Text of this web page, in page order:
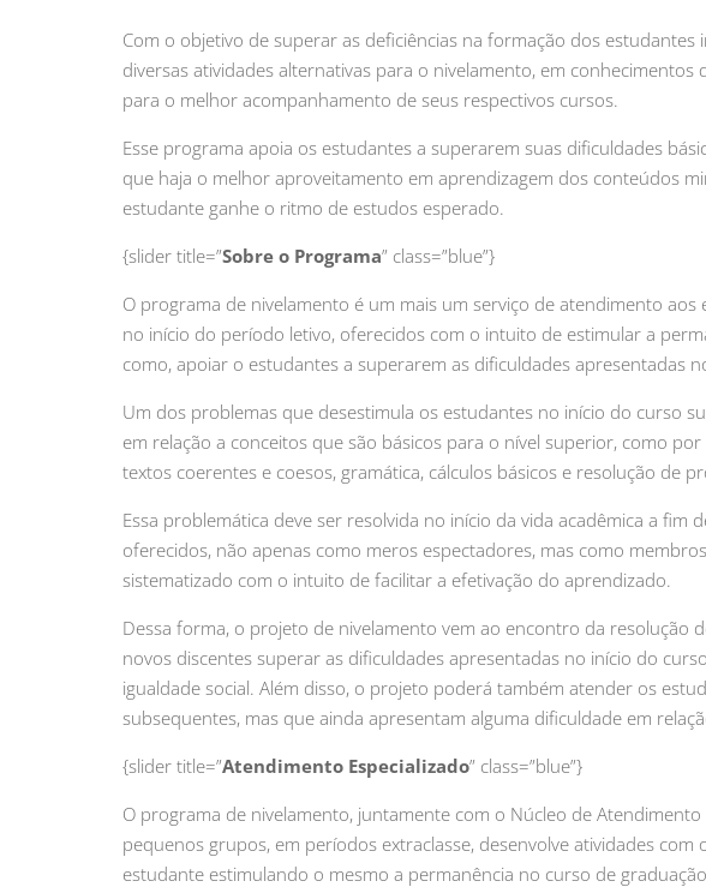
Com o objetivo de superar as deficiências na formação dos estudantes
diversas atividades alternativas para o nivelamento, em
para o melhor acompanhamento de seus respectivos cursos.
Esse programa apoia os estudantes a superarem suas dificuldades
que haja o melhor aproveitamento em aprendizagem dos conteúdos
estudante ganhe o ritmo de estudos esperado.
{slider title=”Sobre o Programa” class=”blue”}
O programa de nivelamento é um mais um serviço de atendimento
no início do período letivo, oferecidos com o intuito de estimular a
como, apoiar o estudantes a superarem as dificuldades apresentadas
Um dos problemas que desestimula os estudantes no início do curso
em relação a conceitos que são básicos para o nível superior, como
textos coerentes e coesos, gramática, cálculos básicos e resolução de
Essa problemática deve ser resolvida no início da vida acadêmica a
oferecidos, não apenas como meros espectadores, mas como
sistematizado com o intuito de facilitar a efetivação do aprendizado.
Dessa forma, o projeto de nivelamento vem ao encontro da resolução
novos discentes superar as dificuldades apresentadas no início do
igualdade social. Além disso, o projeto poderá também atender os
subsequentes, mas que ainda apresentam alguma dificuldade em
{slider title=”Atendimento Especializado” class=”blue”}
O programa de nivelamento, juntamente com o Núcleo de
pequenos grupos, em períodos extraclasse, desenvolve atividades
estudante estimulando o mesmo a permanência no curso de